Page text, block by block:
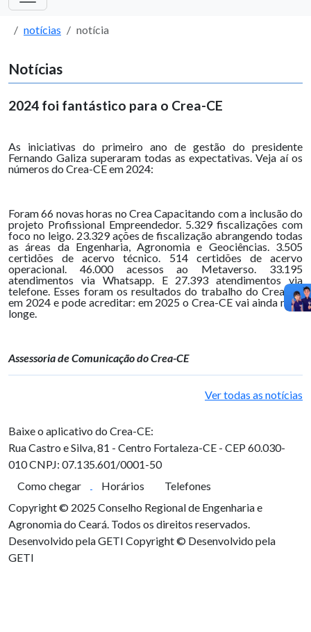
notícias notícia
Notícias
2024 foi fantástico para o Crea-CE
As iniciativas do primeiro ano de gestão do presidente
Fernando Galiza superaram todas as expectativas. Veja aí os
números do Crea-CE em 2024:
Foram 66 novas horas no Crea Capacitando com a inclusão do
projeto Profissional Empreendedor. 5.329 fiscalizações com
foco no leigo. 23.329 ações de fiscalização abrangendo todas
as áreas da Engenharia, Agronomia e Geociências. 3.505
certidões de acervo técnico. 514 certidões de acervo
operacional. 46.000 acessos ao Metaverso. 33.195
atendimentos via Whatsapp. E 27.393 atendimentos via
telefone. Esses foram os resultados do trabalho do Crea-CE
em 2024 e pode acreditar: em 2025 o Crea-CE vai ainda mais
longe.
Assessoria de Comunicação do Crea-CE
Ver todas as notícias
Baixe o aplicativo do Crea-CE:
Rua Castro e Silva, 81 - Centro Fortaleza-CE - CEP 60.030-
010CNPJ: 07.135.601/0001-50
Como chegar
Horários
Telefones
Copyright © 2025 Conselho Regional de Engenharia e
Agronomia do Ceará. Todos os direitos reservados.
Desenvolvido pela GETI Copyright © Desenvolvido pela
GETI